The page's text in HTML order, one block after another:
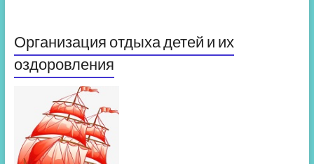
Организация отдыха детей и их
оздоровления